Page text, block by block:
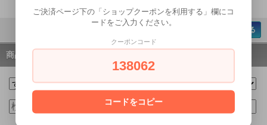
ページの先頭へ戻る
商品検索
ご決済ページ下の「ショップクーポンを利用する」欄にコ
ードをご入力ください。
クーポンコード
138062
コードをコピー